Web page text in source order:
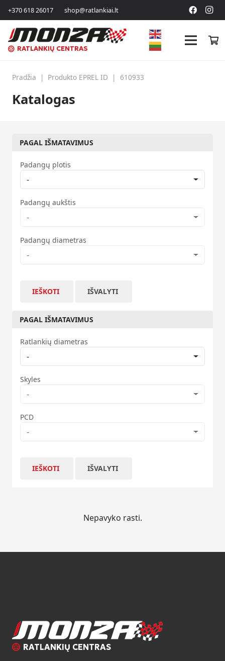
+370 618 26017 shop@ratlankiai.lt
RATLANKIŲ CENTRAS
Pradžia | Produkto EPREL ID | 610933
Katalogas
PAGAL IŠMATAVIMUS
Padangų plotis
-
Padangų aukštis
-
Padangų diametras
-
IEŠKOTI IŠVALYTI
PAGAL IŠMATAVIMUS
Ratlankių diametras
-
Skyles
-
PCD
-
IEŠKOTI IŠVALYTI
Nepavyko rasti.
RATLANKIŲ CENTRAS